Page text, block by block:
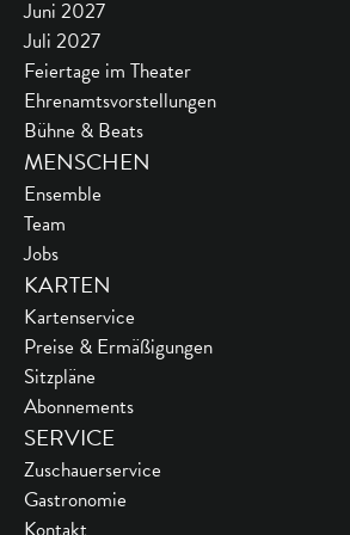
Juni 2027
Juli 2027
Feiertage im Theater
Ehrenamtsvorstellungen
Bühne & Beats
MENSCHEN
Ensemble
Team
Jobs
KARTEN
Kartenservice
Preise & Ermäßigungen
Sitzpläne
Abonnements
SERVICE
Zuschauerservice
Gastronomie